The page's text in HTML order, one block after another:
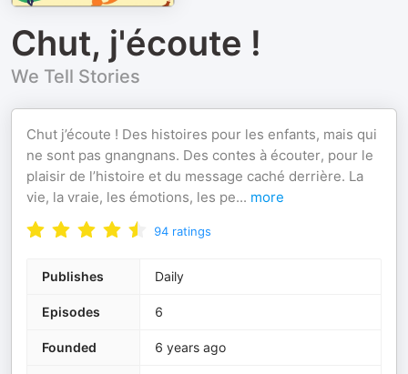
Chut, j'écoute !
We Tell Stories
Chut j’écoute ! Des histoires pour les enfants, mais qui
ne sont pas gnangnans. Des contes à écouter, pour le
plaisir de l’histoire et du message caché derrière. La
vie, la vraie, les émotions, les pe... more
94 ratings
Publishes Daily
Episodes 6
Founded 6 years ago